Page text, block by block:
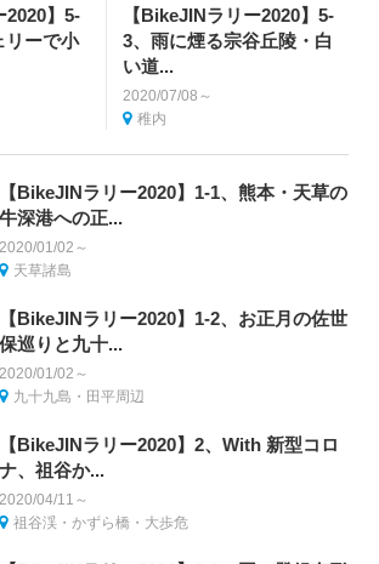
2020】5-
リーで小
【BikeJINラリー2020】5-
3、雨に煙る宗谷丘陵・白
い道...
2020/07/08～
稚内
【BikeJINラリー2020】1-1、熊本・天草の
牛深港への正...
2020/01/02～
天草諸島
【BikeJINラリー2020】1-2、お正月の佐世
保巡りと九十...
2020/01/02～
九十九島・田平周辺
【BikeJINラリー2020】2、With 新型コロ
ナ、祖谷か...
2020/04/11～
祖谷渓・かずら橋・大歩危